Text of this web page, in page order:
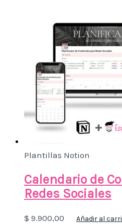
Plantillas Notion
Calendario de
Redes Sociales
$ 9.900,00 Añadir al